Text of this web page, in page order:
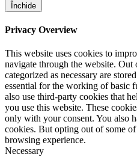
Închide
Privacy Overview
This website uses cookies to
navigate through the website. Out
categorized as necessary are
essential for the working of basic
also use third-party cookies that
you use this website. These
only with your consent. You also
cookies. But opting out of some
browsing experience.
Necessary